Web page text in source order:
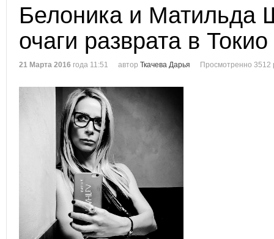
Белоника и Матильда
очаги разврата в Токио
21 Марта 2016 года 11:51 автор Ткачева Дарья Просмотренно 3512